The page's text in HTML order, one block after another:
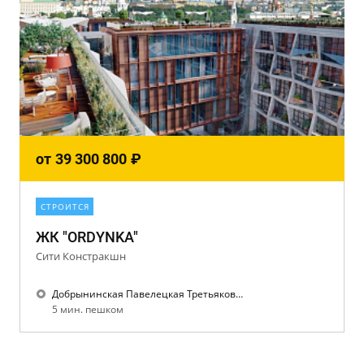
от 39 300 800 ₽
СТРОИТСЯ
ЖК "ORDYNKA"
Сити Констракшн
Добрынинская Павелецкая Третьяковская
5 мин. пешком